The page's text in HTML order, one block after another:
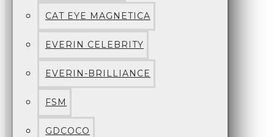
CAT EYE MAGNETICA
EVERIN CELEBRITY
EVERIN-BRILLIANCE
FSM
GDCOCO